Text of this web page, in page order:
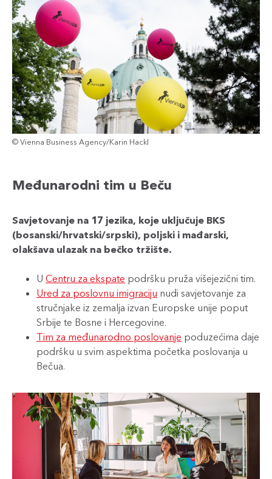
© Vienna Business Agency/Karin Hackl
Međunarodni tim u Beču
Savjetovanje na 17 jezika, koje uključuje BKS
(bosanski/hrvatski/srpski), poljski i mađarski,
olakšava ulazak na bečko tržište.
U Centru za ekspate podršku pruža višejezični tim.
Ured za poslovnu imigraciju nudi savjetovanje za
stručnjake iz zemalja izvan Europske unije poput
Srbije te Bosne i Hercegovine.
Tim za međunarodno poslovanje poduzećima daje
podršku u svim aspektima početka poslovanja u
Bečua.​​